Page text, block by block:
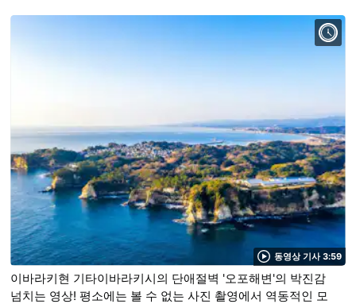
동영상 기사 3:59
이바라키현 기타이바라키시의 단애절벽 '오포해변'의 박진감
넘치는 영상! 평소에는 볼 수 없는 사진 촬영에서 역동적인 모